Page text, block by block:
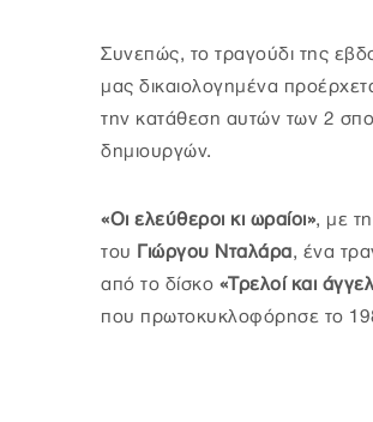
Συνεπώς, το τραγούδι της
μας δικαιολογημένα
την κατάθεση αυτών των 2
δημιουργών.
«Οι ελεύθεροι κι ωραίοι», με
του Γιώργου Νταλάρα, ένα
από το δίσκο «Τρελοί και
που πρωτοκυκλοφόρησε το